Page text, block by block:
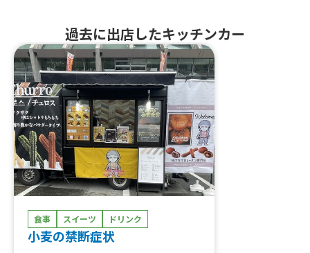
過去に出店したキッチンカー
食事 スイーツ ドリンク
小麦の禁断症状